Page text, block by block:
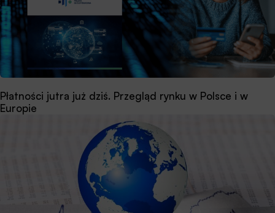
Płatności jutra już dziś. Przegląd rynku w Polsce i w
Europie